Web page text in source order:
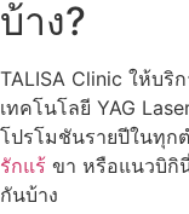
บ้าง?
TALISA Clinic ให้บริ
เทคโนโลยี YAG
โปรโมชันรายปีในทุก
รักแร้ ขา หรือแนวบิกิ
กันบ้าง